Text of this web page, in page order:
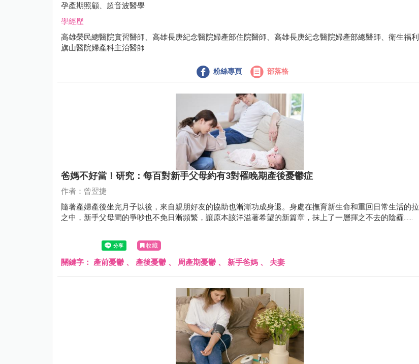
孕產期照顧、超音波醫學
學經歷
高雄榮民總醫院實習醫師、高雄長庚紀念醫院婦產部住院醫師、高雄長庚紀念醫院婦產部總醫師、衛生福
旗山醫院婦產科主治醫師
粉絲專頁 部落格
爸媽不好當！研究：每百對新手父母約有3對罹晚期產後憂鬱症
作者：曾翌捷
隨著產婦產後坐完月子以後，來自親朋好友的協助也漸漸功成身退。身處在撫育新生命和重回日常生活的
之中，新手父母間的爭吵也不免日漸頻繁，讓原本該洋溢著希望的新篇章，抹上了一層揮之不去的陰霾……
收藏
關鍵字： 產前憂鬱 、 產後憂鬱 、 周產期憂鬱 、 新手爸媽 、 夫妻